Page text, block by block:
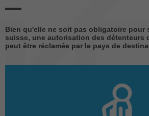
Bien qu'elle ne soit pas obligatoire pour
suisse, une autorisation des détenteurs
peut être réclamée par le pays de